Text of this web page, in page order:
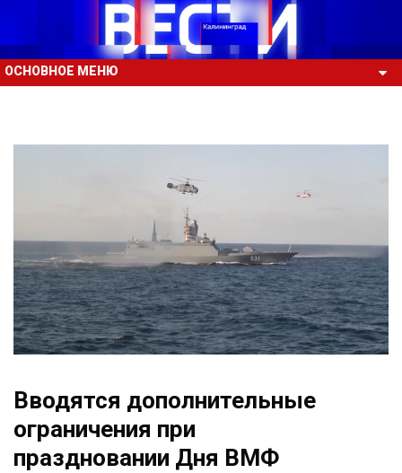
ОСНОВНОЕ МЕНЮ
Вводятся дополнительные
ограничения при
праздновании Дня ВМФ